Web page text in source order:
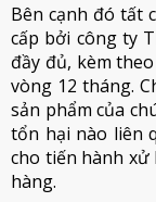
Bên cạnh đó tất
cấp bởi công ty
đầy đủ, kèm
vòng 12 tháng.
sản phẩm của
tổn hại nào liên
cho tiến hành xử
hàng.